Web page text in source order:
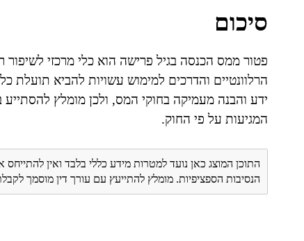
סיכום
פטור ממס הכנסה בגיל פרישה הוא כלי מרכזי
הרלוונטיים והדרכים למימוש עשויות להביא תועלת
ידע והבנה מעמיקה בחוקי המס, ולכן מומלץ
המגיעות על פי החוק.
התוכן המוצג כאן נועד למטרות מידע כללי בלבד ואין
הנסיבות הספציפיות. מומלץ להתייעץ עם עורך דין מוסמך